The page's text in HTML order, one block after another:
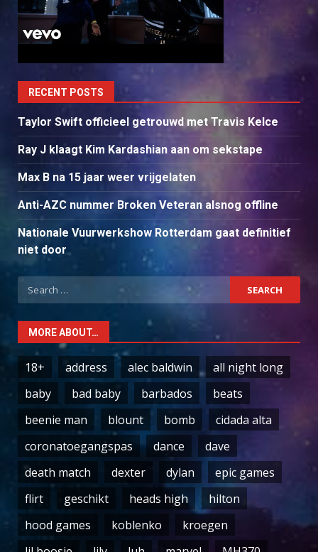
RECENT POSTS
Taylor Swift officieel getrouwd met Travis Kelce
Ray J klaagt Kim Kardashian aan om sekstape
Max B na 15 jaar weer vrijgelaten
Anti-AZC nummer Broken Veteran alsnog offline
Nationale Vuurwerkshow Rotterdam gaat definitief
niet door
Search
for:
MORE ABOUT…
18+ address alec baldwin
all night long
baby
bad baby barbados
beats
beenie man
blount bomb
cidada alta
coronatoegangspas
dance
dave
death match
dexter dylan
epic games
flirt
geschikt heads high
hilton
hood games
koblenko
kroegen